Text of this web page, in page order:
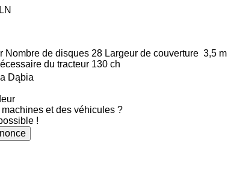
Nombre de disques 28 Largeur de couverture 3,5 m
du tracteur 130 ch
Dąbia
et des véhicules ?
!